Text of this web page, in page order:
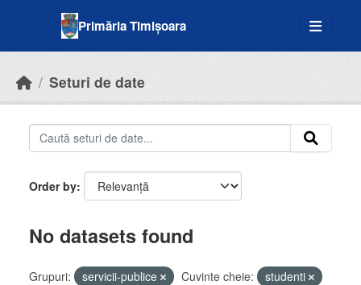
Primăria Timișoara
Seturi de date
Order by
No datasets found
Grupuri: servicii-publice Cuvinte cheie:
studenti